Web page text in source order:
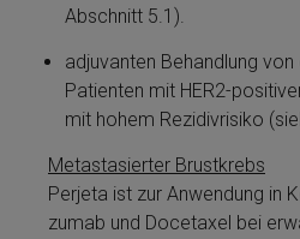
Abschnitt 5.1).
adjuvanten Be­handlung
Patienten mit HER2-
mit hohem Re­zi­divrisiko
Metastasierter Brustkrebs
Perjeta­ ist zur Anwendung in
zu­mab und Docetaxel bei